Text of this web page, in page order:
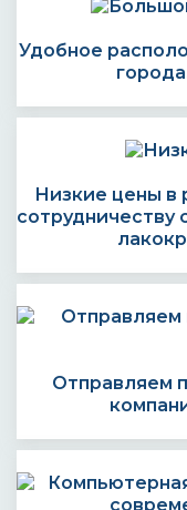
Удобное
Низкие цены в
Отправляем